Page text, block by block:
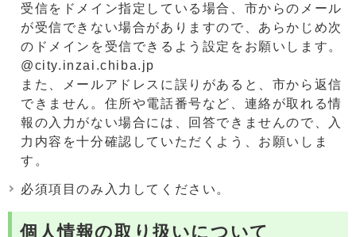
受信をドメイン指定している場合、市からのメール
が受信できない場合がありますので、あらかじめ次
のドメインを受信できるよう設定をお願いします。
@city.inzai.chiba.jp
また、メールアドレスに誤りがあると、市から返信
できません。住所や電話番号など、連絡が取れる情
報の入力がない場合には、回答できませんので、入
力内容を十分確認していただくよう、お願いしま
す。
必須項目のみ入力してください。
個人情報の取り扱いについて